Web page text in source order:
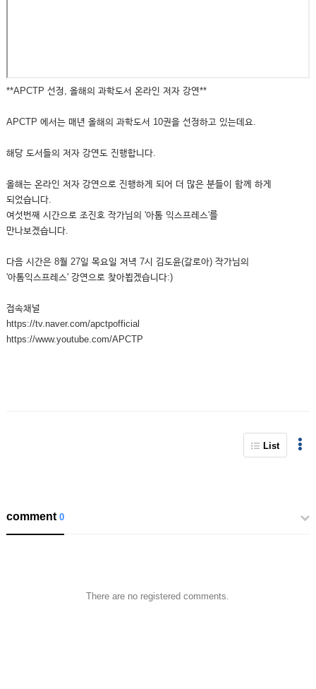
**APCTP 선정, 올해의 과학도서 온라인 저자 강연**
APCTP 에서는 매년 올해의 과학도서 10권을 선정하고 있는데요.
해당 도서들의 저자 강연도 진행합니다.
올해는 온라인 저자 강연으로 진행하게 되어 더 많은 분들이 함께 하게
되었습니다.
여섯번째 시간으로 조진호 작가님의 '아톰 익스프레스'를
만나보겠습니다.
다음 시간은 8월 27일 목요일 저녁 7시 김도윤(갈로아) 작가님의
'아톰익스프레스' 강연으로 찾아뵙겠습니다:)
접속채널
https://tv.naver.com/apctpofficial
https://www.youtube.com/APCTP
List
comment0
There are no registered comments.